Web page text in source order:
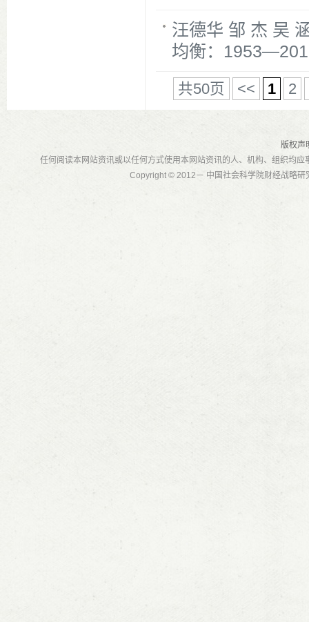
汪德华 邹 杰 吴
均衡：
共50页 << 1 2
版权声
任何阅读本网站资讯或以任何方式使用本网站资讯的人、机构、组织均应
Copyright © 2012－ 中国社会科学院财经战略